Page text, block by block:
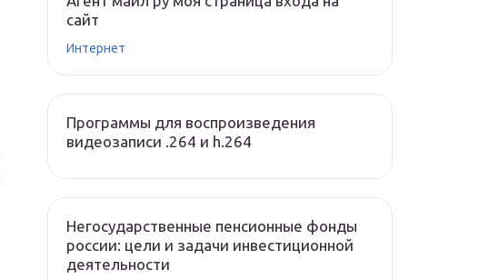
сайт
Интернет
Программы для воспроизведения
видеозаписи .264 и h.264
Негосударственные пенсионные фонды
россии: цели и задачи инвестиционной
деятельности